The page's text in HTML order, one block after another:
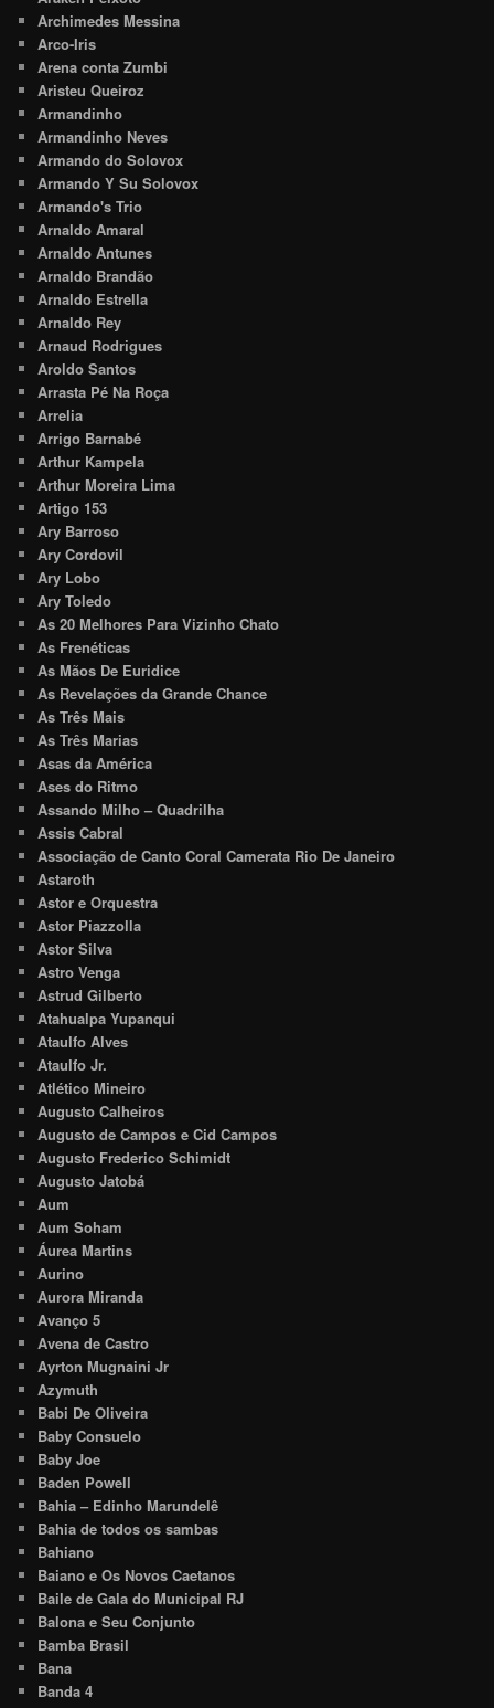
Archimedes Messina
Arco-Iris
Arena conta Zumbi
Aristeu Queiroz
Armandinho
Armandinho Neves
Armando do Solovox
Armando Y Su Solovox
Armando's Trio
Arnaldo Amaral
Arnaldo Antunes
Arnaldo Brandão
Arnaldo Estrella
Arnaldo Rey
Arnaud Rodrigues
Aroldo Santos
Arrasta Pé Na Roça
Arrelia
Arrigo Barnabé
Arthur Kampela
Arthur Moreira Lima
Artigo 153
Ary Barroso
Ary Cordovil
Ary Lobo
Ary Toledo
As 20 Melhores Para Vizinho Chato
As Frenéticas
As Mãos De Euridice
As Revelações da Grande Chance
As Três Mais
As Três Marias
Asas da América
Ases do Ritmo
Assando Milho – Quadrilha
Assis Cabral
Associação de Canto Coral Camerata Rio De Janeiro
Astaroth
Astor e Orquestra
Astor Piazzolla
Astor Silva
Astro Venga
Astrud Gilberto
Atahualpa Yupanqui
Ataulfo Alves
Ataulfo Jr.
Atlético Mineiro
Augusto Calheiros
Augusto de Campos e Cid Campos
Augusto Frederico Schimidt
Augusto Jatobá
Aum
Aum Soham
Áurea Martins
Aurino
Aurora Miranda
Avanço 5
Avena de Castro
Ayrton Mugnaini Jr
Azymuth
Babi De Oliveira
Baby Consuelo
Baby Joe
Baden Powell
Bahia – Edinho Marundelê
Bahia de todos os sambas
Bahiano
Baiano e Os Novos Caetanos
Baile de Gala do Municipal RJ
Balona e Seu Conjunto
Bamba Brasil
Bana
Banda 4